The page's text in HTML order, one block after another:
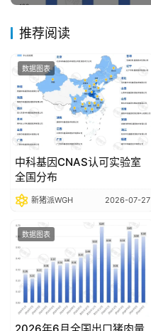
据
图
表
今
日
猪
价
推荐阅读
数据图表
中科基因CNAS认可实验室
全国分布
新猪派WGH 2026-07-27
数据图表
2026年6月全国出口猪肉量